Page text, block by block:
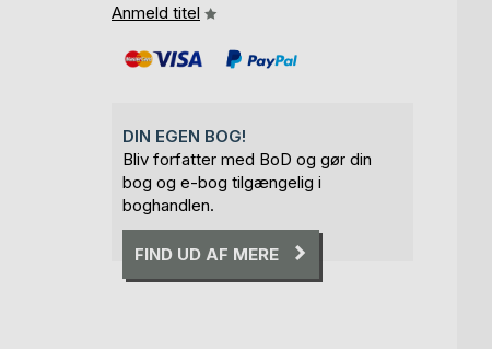
Anmeld titel
DIN EGEN BOG!
Bliv forfatter med BoD og gør din
bog og e-bog tilgængelig i
boghandlen.
FIND UD AF MERE